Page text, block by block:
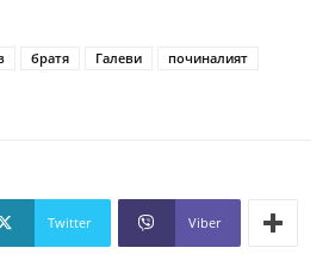
братя Галеви
починалият
Twitter Viber